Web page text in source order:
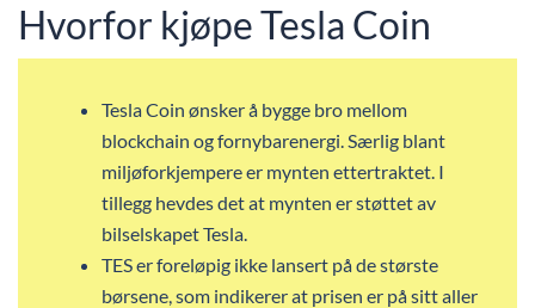
Hvorfor kjøpe Tesla Coin
Tesla Coin ønsker å bygge bro mellom
blockchain og fornybarenergi. Særlig blant
miljøforkjempere er mynten ettertraktet. I
tillegg hevdes det at mynten er støttet av
bilselskapet Tesla.
TES er foreløpig ikke lansert på de største
børsene, som indikerer at prisen er på sitt aller